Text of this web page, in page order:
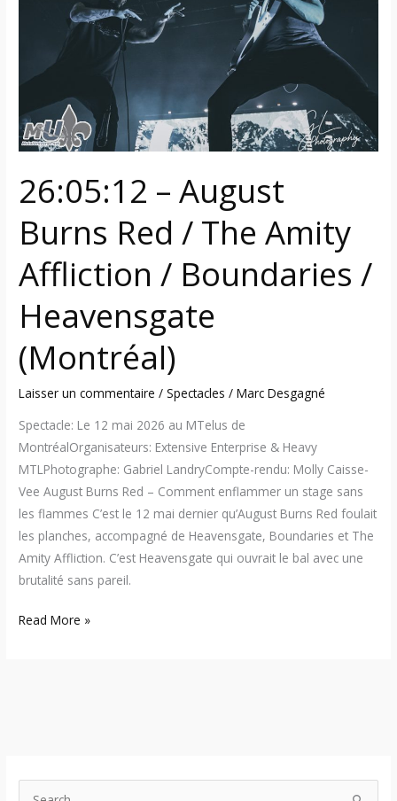
26:05:12 – August
Burns Red / The Amity
Affliction / Boundaries /
Heavensgate
(Montréal)
Laisser un commentaire /Spectacles /Marc Desgagné
Spectacle: Le 12 mai 2026 au MTelus de
MontréalOrganisateurs: Extensive Enterprise & Heavy
MTLPhotographe: Gabriel LandryCompte-rendu: Molly Caisse-
Vee August Burns Red – Comment enflammer un stage sans
les flammes C’est le 12 mai dernier qu’August Burns Red foulait
les planches, accompagné de Heavensgate, Boundaries et The
Amity Affliction. C’est Heavensgate qui ouvrait le bal avec une
brutalité sans pareil.
Amity
Affliction
/
Boundaries
Heavensgate
Read More »